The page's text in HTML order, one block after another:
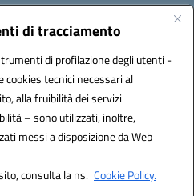
di tracciamento
di profilazione degli utenti -
tecnici necessari al
alla fruibilità dei servizi
– sono utilizzati, inoltre,
messi a disposizione da Web
consulta la ns. Cookie Policy.
27 90133 - Palermo
pais03600r@pec.istruzione.it
by 3D Solution S.r.l.
by Designers Italia